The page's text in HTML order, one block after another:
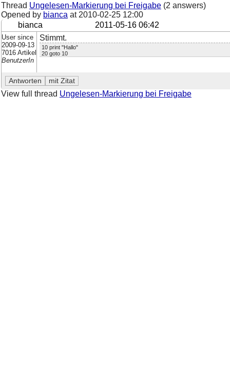
Thread Ungelesen-Markierung bei Freigabe (2 answers)
Opened by bianca at 2010-02-25 12:00
bianca
2011-05-16 06:42
User since
2009-09-13
7016 Artikel
BenutzerIn
Stimmt.
10 print "Hallo"
20 goto 10
View full thread Ungelesen-Markierung bei Freigabe